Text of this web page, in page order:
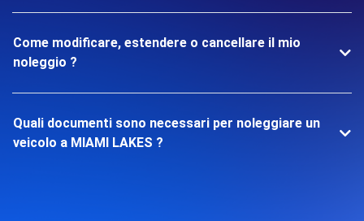
Come modificare, estendere o cancellare il mio
noleggio ?
Quali documenti sono necessari per noleggiare un
veicolo a MIAMI LAKES ?